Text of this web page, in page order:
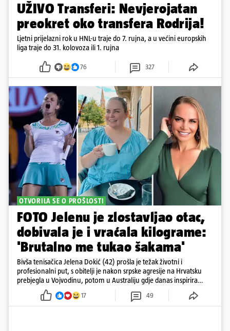
UŽIVO Transferi: Nevjerojatan
preokret oko transfera Rodrija!
Ljetni prijelazni rok u HNL-u traje do 7. rujna, a u većini europskih
liga traje do 31. kolovoza ili 1. rujna
76 327
OTVORILA SE O PROŠLOSTI
FOTO Jelenu je zlostavljao otac,
dobivala je i vraćala kilograme:
'Brutalno me tukao šakama'
Bivša tenisačica Jelena Dokić (42) prošla je težak životni i
profesionalni put, s obitelji je nakon srpske agresije na Hrvatsku
prebjegla u Vojvodinu, potom u Australiju gdje danas inspirira
17 49